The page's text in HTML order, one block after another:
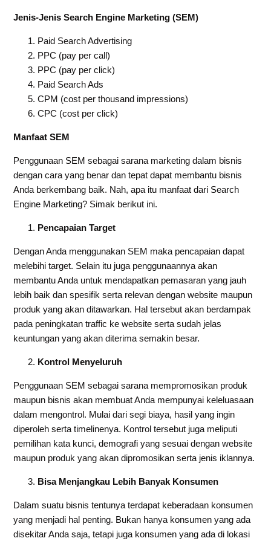
Jenis-Jenis Search Engine Marketing (SEM)
Paid Search Advertising
PPC (pay per call)
PPC (pay per click)
Paid Search Ads
CPM (cost per thousand impressions)
CPC (cost per click)
Manfaat SEM
Penggunaan SEM sebagai sarana marketing dalam bisnis
dengan cara yang benar dan tepat dapat membantu bisnis
Anda berkembang baik. Nah, apa itu manfaat dari Search
Engine Marketing? Simak berikut ini.
Pencapaian Target
Dengan Anda menggunakan SEM maka pencapaian dapat
melebihi target. Selain itu juga penggunaannya akan
membantu Anda untuk mendapatkan pemasaran yang jauh
lebih baik dan spesifik serta relevan dengan website maupun
produk yang akan ditawarkan. Hal tersebut akan berdampak
pada peningkatan traffic ke website serta sudah jelas
keuntungan yang akan diterima semakin besar.
Kontrol Menyeluruh
Penggunaan SEM sebagai sarana mempromosikan produk
maupun bisnis akan membuat Anda mempunyai keleluasaan
dalam mengontrol. Mulai dari segi biaya, hasil yang ingin
diperoleh serta timelinenya. Kontrol tersebut juga meliputi
pemilihan kata kunci, demografi yang sesuai dengan website
maupun produk yang akan dipromosikan serta jenis iklannya.
Bisa Menjangkau Lebih Banyak Konsumen
Dalam suatu bisnis tentunya terdapat keberadaan konsumen
yang menjadi hal penting. Bukan hanya konsumen yang ada
disekitar Anda saja, tetapi juga konsumen yang ada di lokasi